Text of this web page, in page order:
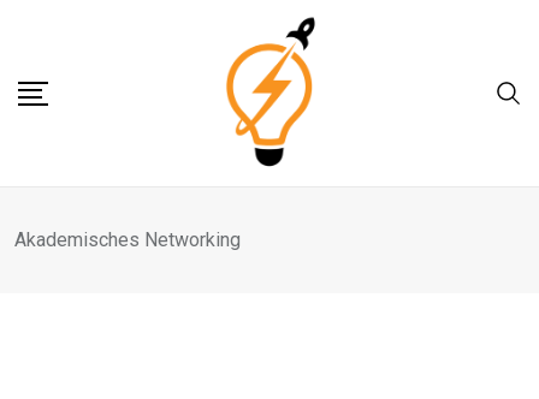
content
Akademisches Networking